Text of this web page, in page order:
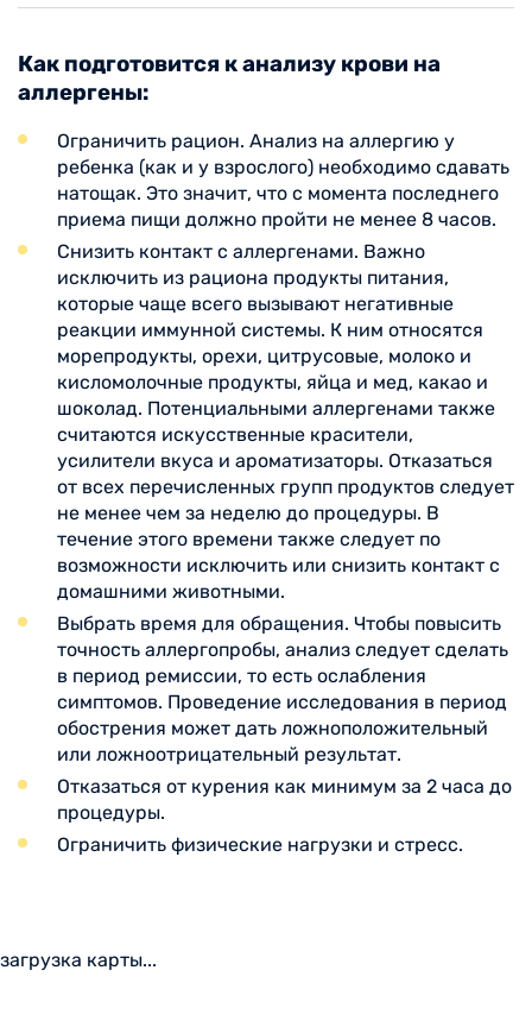
Как подготовится к анализу крови на
аллергены:
Ограничить рацион. Анализ на аллергию у
ребенка (как и у взрослого) необходимо сдавать
натощак. Это значит, что с момента последнего
приема пищи должно пройти не менее 8 часов.
Снизить контакт с аллергенами. Важно
исключить из рациона продукты питания,
которые чаще всего вызывают негативные
реакции иммунной системы. К ним относятся
морепродукты, орехи, цитрусовые, молоко и
кисломолочные продукты, яйца и мед, какао и
шоколад. Потенциальными аллергенами также
считаются искусственные красители,
усилители вкуса и ароматизаторы. Отказаться
от всех перечисленных групп продуктов следует
не менее чем за неделю до процедуры. В
течение этого времени также следует по
возможности исключить или снизить контакт с
домашними животными.
Выбрать время для обращения. Чтобы повысить
точность аллергопробы, анализ следует сделать
в период ремиссии, то есть ослабления
симптомов. Проведение исследования в период
обострения может дать ложноположительный
или ложноотрицательный результат.
Отказаться от курения как минимум за 2 часа до
процедуры.
Ограничить физические нагрузки и стресс.
загрузка карты...